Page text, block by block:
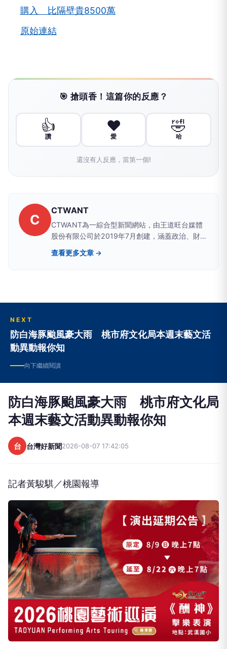
購入 比隔壁貴8500萬
原始連結
🎯 搶頭香！這篇你的反應？
👍
讚
❤️
愛
🤣
哈
還沒有人反應，當第一個!
C
CTWANT
CTWANT為一綜合型新聞網站，由王道旺台媒體
股份有限公司於2019年7月創建，涵蓋政治、財
經、社會、娛樂、漂亮、生活、國際、影音等八大
類別，提供獨家新聞及豐富內容，未來將企劃更多
查看更多文章 →
NEXT
防白海豚颱風豪大雨 桃市府文化局本週末藝文活
動異動報你知
向下繼續閱讀
防白海豚颱風豪大雨 桃市府文化局
本週末藝文活動異動報你知
台 台灣好新聞2026-08-07 17:42:05
記者黃駿騏／桃園報導